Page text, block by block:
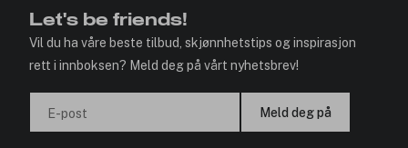
Let's be friends!
Vil du ha våre beste tilbud, skjønnhetstips og inspirasjon
rett i innboksen? Meld deg på vårt nyhetsbrev!
E-post Meld deg på